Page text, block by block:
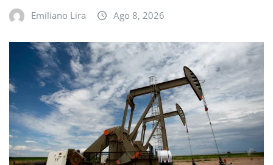
Emiliano Lira Ago 8, 2026